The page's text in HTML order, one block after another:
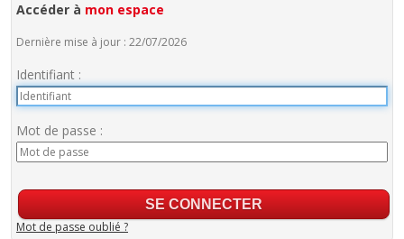
Accéder à mon espace
Dernière mise à jour : 22/07/2026
Identifiant :
Mot de passe :
Mot de passe oublié ?